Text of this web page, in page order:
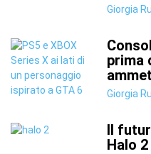
Giorgia
prima
Giorgia
Il
Halo